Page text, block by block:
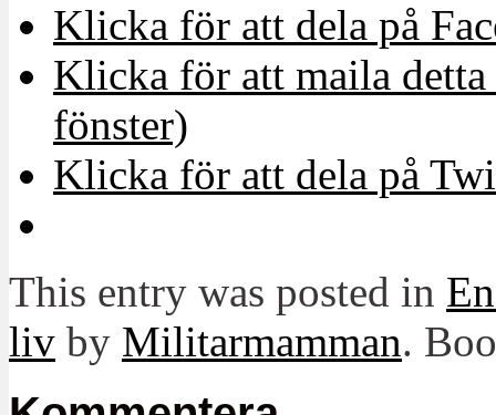
Klicka för att dela på
Klicka för att maila
fönster)
Klicka för att dela på
This entry was posted in
liv by Militarmamman.